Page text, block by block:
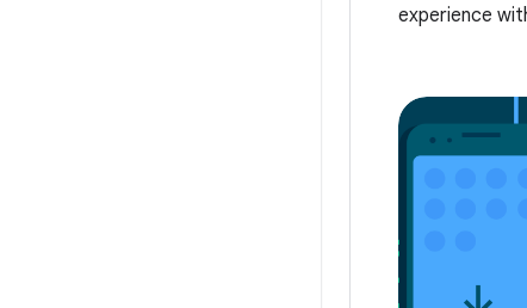
experience